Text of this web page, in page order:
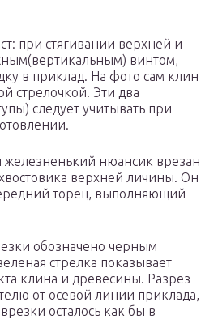
при стягивании верхней и
винтом,
в приклад. На фото сам клин
стрелочкой. Эти два
следует учитывать при
нюансик врезан
верхней личины. Он
торец, выполняющий
обозначено черным
стрелка показывает
клина и древесины. Разрез
от осевой линии приклада,
осталось как бы в